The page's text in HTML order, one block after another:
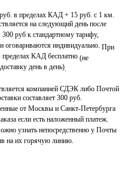
в пределах КАД + 15 руб. с 1 км.
на следующий день после
300 руб к стандартному тарифу,
оговариваются индивидуально. При
пределах КАД бесплатно (не
день в день).
компанией СДЭК либо Почтой
составляет 300 руб.
от Москвы и Санкт-Петербурга
если есть наложенный платеж.
узнать непосредственно у Почты
на их горячую линию.